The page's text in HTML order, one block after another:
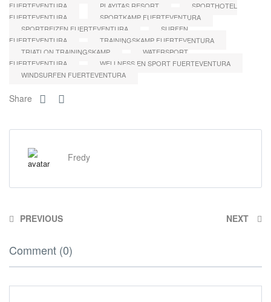
FUERTEVENTURA
PLAYITAS RESORT
SPORTHOTEL
FUERTEVENTURA
SPORTKAMP FUERTEVENTURA
SPORTREIZEN FUERTEVENTURA
SURFEN
FUERTEVENTURA
TRAININGSKAMP FUERTEVENTURA
TRIATLON TRAININGSKAMP
WATERSPORT
FUERTEVENTURA
WELLNESS EN SPORT FUERTEVENTURA
WINDSURFEN FUERTEVENTURA
Share
Fredy
PREVIOUS NEXT
Comment (0)